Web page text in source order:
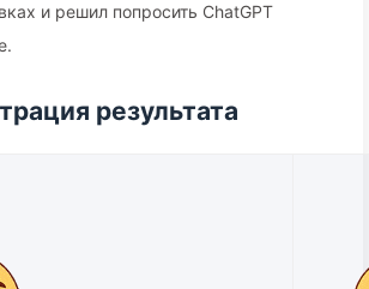
и решил попросить ChatGPT
результата